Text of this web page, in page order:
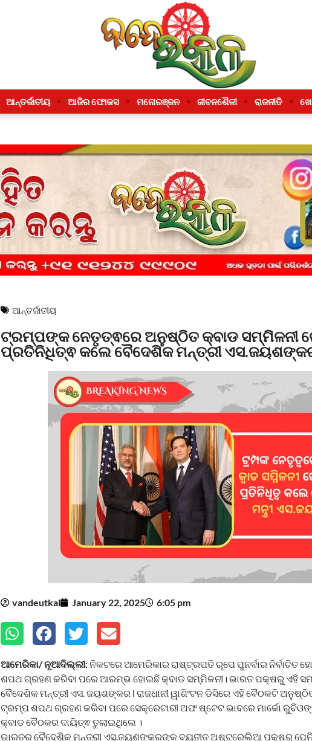
ଆନ୍ତର୍ଜାତୀୟ ଆଜିର ଫୋକସ ମନୋରଞ୍ଜନ ଜୀବନଶୈଳୀ ରାଜନୀତି
ଆନ୍ତର୍ଜାତୀୟ
ଟ୍ରମ୍ପଙ୍କ ନେତୃତ୍ଵରେ ଅନୁଷ୍ଠିତ କ୍ବାଡ ସମ୍ମିଳନୀ
ପ୍ରତିନିଧିତ୍ଵ କଲେ ବୈଦେଶିକ ମନ୍ତ୍ରୀ
vandeutkal January 22, 2025 6:05 pm
ଆମେରିକା/ ନୂଆଦିଲ୍ଲୀ:ନିକଟରେ ଆମେରିକାର ରାଷ୍ଟ୍ରପତି ରୂପେ ପୁନର୍ବାର ନିର୍ବାଚିତ
ଶପଥ ଗ୍ରହଣ କରିବା ପରେ ଆରମ୍ଭ ହୋଇଛି କ୍ବାଡ ସମ୍ମିଳନୀ। ଭାରତ ପକ୍ଷରୁ ଏହି
ବୈଦେଶିକ ମନ୍ତ୍ରୀ ଏସ. ଜୟଶଙ୍କର l ରାଜଧାନୀ ୱାଶିଂଟନ ଡିସିରେ ଏହି ବୈଠକଟି
ଟ୍ରମ୍ପ ଶପଥ ଗ୍ରହଣ କରିବା ପରେ ସେକ୍ରେଟାରୀ ଅଫ ଷ୍ଟେଟ ଭାବରେ ମାର୍କୋ
କ୍ବାଡ ବୈଠକର ଦାୟିତ୍ଵ ତୁଲାଇଥିଲେ ।
ଭାରତର ବୈଦେଶିକ ମନ୍ତ୍ରୀ ଏସ.ଜୟଶଙ୍କରଙ୍କ ବ୍ୟତୀତ ଅଷ୍ଟ୍ରେଲିଆ ପକ୍ଷରୁ ପେନି